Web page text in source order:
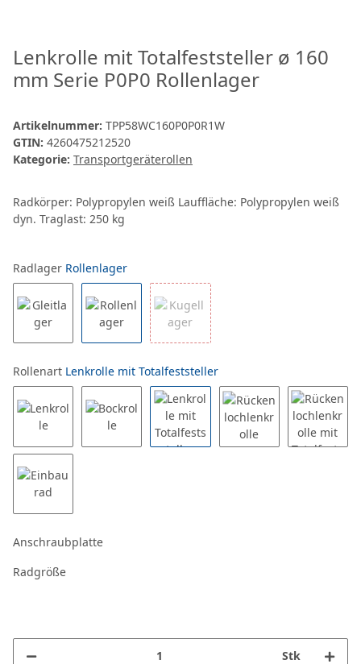
Lenkrolle mit Totalfeststeller ø 160
mm Serie P0P0 Rollenlager
Artikelnummer: TPP58WC160P0P0R1W
GTIN: 4260475212520
Kategorie: Transportgeräterollen
Radkörper: Polypropylen weiß Lauffläche: Polypropylen weiß
dyn. Traglast: 250 kg
Radlager Rollenlager
Rollenart Lenkrolle mit Totalfeststeller
Anschraubplatte
Radgröße
Stk